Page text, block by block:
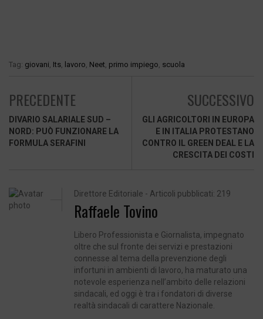
Tag: giovani, Its, lavoro, Neet, primo impiego, scuola
PRECEDENTE
DIVARIO SALARIALE SUD –
NORD: PUÒ FUNZIONARE LA
FORMULA SERAFINI
SUCCESSIVO
GLI AGRICOLTORI IN EUROPA
E IN ITALIA PROTESTANO
CONTRO IL GREEN DEAL E LA
CRESCITA DEI COSTI
Direttore Editoriale - Articoli pubblicati: 219
Raffaele Tovino
Libero Professionista e Giornalista, impegnato
oltre che sul fronte dei servizi e prestazioni
connesse al tema della prevenzione degli
infortuni in ambienti di lavoro, ha maturato una
notevole esperienza nell’ambito delle relazioni
sindacali, ed oggi è tra i fondatori di diverse
realtà sindacali di carattere Nazionale.